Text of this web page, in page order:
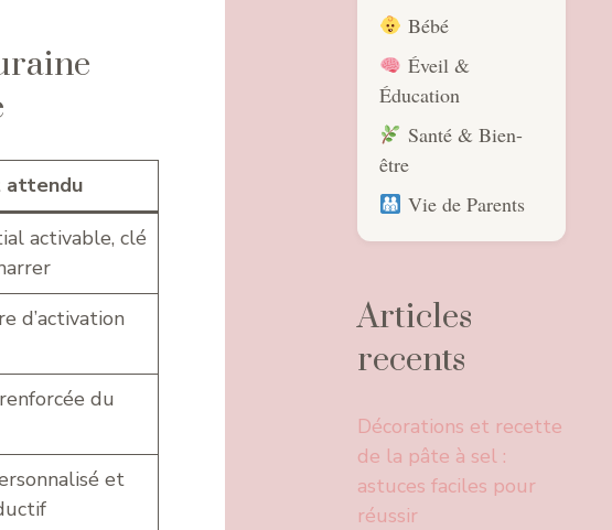
attendu
activable, clé
d’activation
du
et
Bébé
Éveil &
Éducation
Santé & Bien-
être
Vie de Parents
Articles
recents
Décorations et recette
de la pâte à sel :
astuces faciles pour
réussir